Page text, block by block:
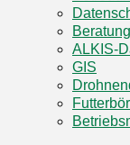
ALKIS-
GIS